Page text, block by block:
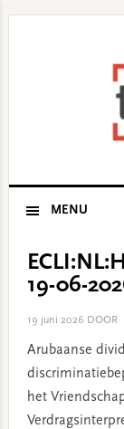
MENU
19-06-
19 juni 2026 DOOR
Arubaanse
het